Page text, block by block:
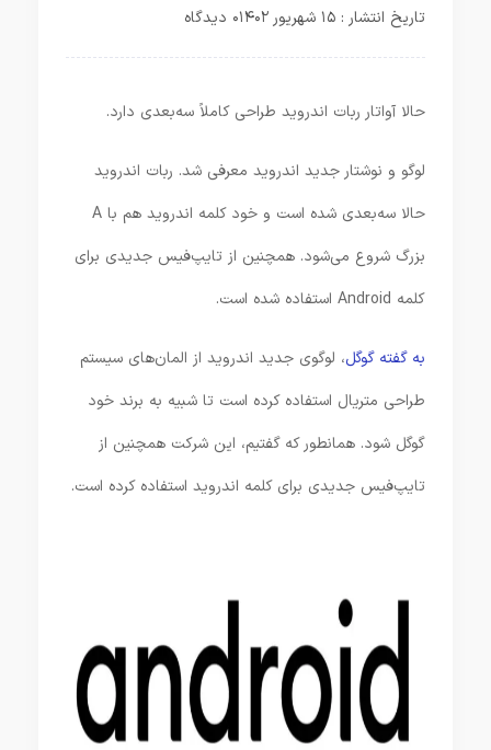
تاریخ انتشار : ۱۵ شهریور ۱۴۰۲ ۰ دیدگاه
حالا آواتار ربات اندروید طراحی کاملاً سه‌بعدی دارد.
لوگو و نوشتار جدید اندروید معرفی شد. ربات اندروید
حالا سه‌بعدی شده است و خود کلمه اندروید هم با A
بزرگ شروع می‌شود. همچنین از تایپ‌فیس جدیدی برای
کلمه Android استفاده شده است.
به گفته گوگل، لوگوی جدید اندروید از المان‌های سیستم
طراحی متریال استفاده کرده است تا شبیه به برند خود
گوگل شود. همانطور که گفتیم، این شرکت همچنین از
تایپ‌فیس جدیدی برای کلمه اندروید استفاده کرده است.